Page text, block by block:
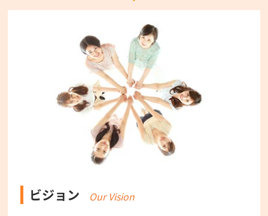
ビジョン Our Vision